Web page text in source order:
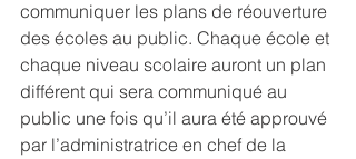
communiquer les plans de réouverture
des écoles au public. Chaque école et
chaque niveau scolaire auront un plan
différent qui sera communiqué au
public une fois qu’il aura été approuvé
par l’administratrice en chef de la